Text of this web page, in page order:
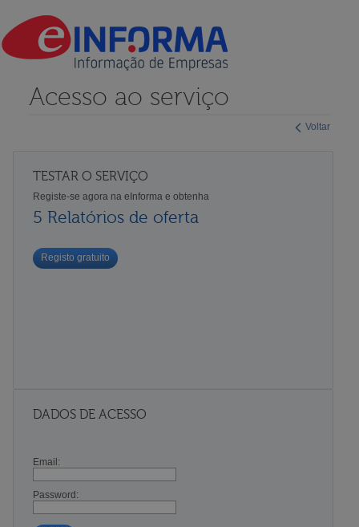
Voltar
Acesso ao serviço
TESTAR O SERVIÇO
Registe-se agora na eInforma e obtenha
5 Relatórios de oferta
Registo gratuito
DADOS DE ACESSO
Email:
Password: